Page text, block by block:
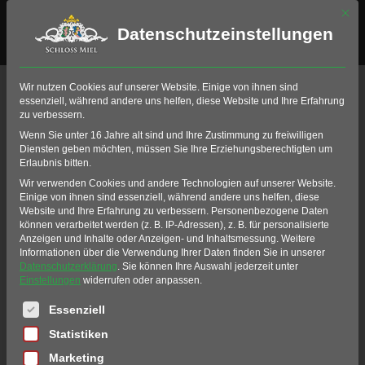
Events by Typ
KULINARISCHES
EVENTS
UPCOMING EVENTS
SEPTEMBER
MI
Mit
Datenschutzeinstellungen
Wir nutzen Cookies auf unserer Website. Einige von ihnen sind
essenziell, während andere uns helfen, diese Website und Ihre Erfahrung
zu verbessern.
Wenn Sie unter 16 Jahre alt sind und Ihre Zustimmung zu freiwilligen
Diensten geben möchten, müssen Sie Ihre Erziehungsberechtigten um
Erlaubnis bitten.
Wir verwenden Cookies und andere Technologien auf unserer Website.
Einige von ihnen sind essenziell, während andere uns helfen, diese
Website und Ihre Erfahrung zu verbessern. Personenbezogene Daten
können verarbeitet werden (z. B. IP-Adressen), z. B. für personalisierte
Anzeigen und Inhalte oder Anzeigen- und Inhaltsmessung. Weitere
Informationen über die Verwendung Ihrer Daten finden Sie in unserer
Datenschutzerklärung. Sie können Ihre Auswahl jederzeit unter
Einstellungen widerrufen oder anpassen.
Es folgt eine Liste der Service-Gruppen, für die eine
Essenziell
Statistiken
Marketing